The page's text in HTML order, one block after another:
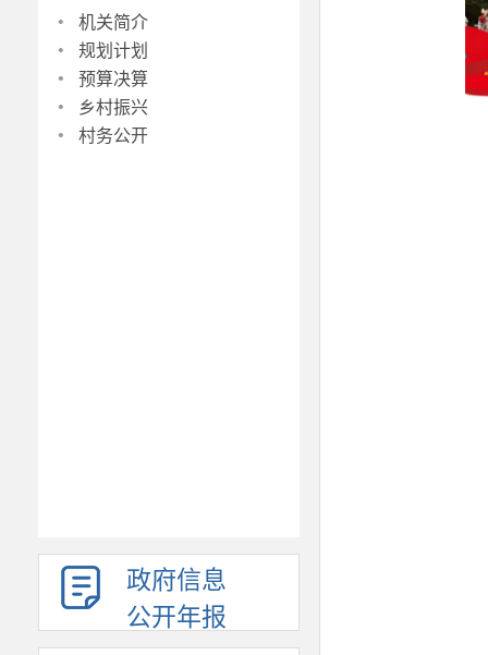
· 机关简介
· 规划计划
· 预算决算
· 乡村振兴
· 村务公开
政府信息
公开年报